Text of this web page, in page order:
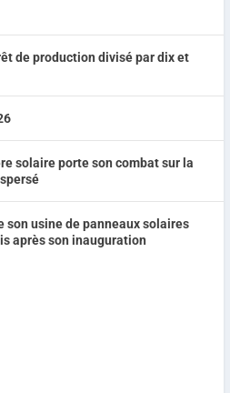
de production divisé par dix et
solaire porte son combat sur la
son usine de panneaux solaires
après son inauguration